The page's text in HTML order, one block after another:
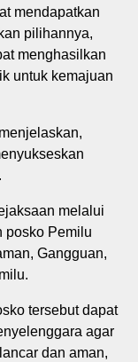
mendapatkan
pilihannya,
menghasilkan
untuk kemajuan
melalui
posko Pemilu
Gangguan,
tersebut dapat
agar
dan aman,